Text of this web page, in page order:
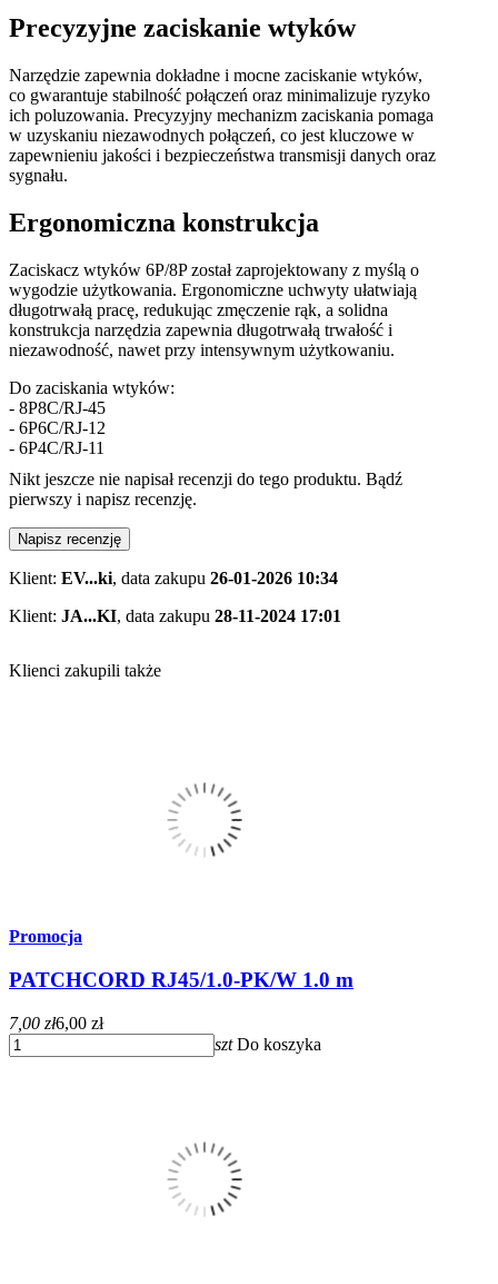
Precyzyjne zaciskanie wtyków
Narzędzie zapewnia dokładne i mocne zaciskanie wtyków,
co gwarantuje stabilność połączeń oraz minimalizuje ryzyko
ich poluzowania. Precyzyjny mechanizm zaciskania pomaga
w uzyskaniu niezawodnych połączeń, co jest kluczowe w
zapewnieniu jakości i bezpieczeństwa transmisji danych oraz
sygnału.
Ergonomiczna konstrukcja
Zaciskacz wtyków 6P/8P został zaprojektowany z myślą o
wygodzie użytkowania. Ergonomiczne uchwyty ułatwiają
długotrwałą pracę, redukując zmęczenie rąk, a solidna
konstrukcja narzędzia zapewnia długotrwałą trwałość i
niezawodność, nawet przy intensywnym użytkowaniu.
Do zaciskania wtyków:
- 8P8C/RJ-45
- 6P6C/RJ-12
- 6P4C/RJ-11
Nikt jeszcze nie napisał recenzji do tego produktu. Bądź
pierwszy i napisz recenzję.
Napisz recenzję
Klient: EV...ki, data zakupu 26-01-2026 10:34
Klient: JA...KI, data zakupu 28-11-2024 17:01
Klienci zakupili także
Promocja
PATCHCORD RJ45/1.0-PK/W 1.0 m
7,00 zł6,00 zł
szt Do koszyka